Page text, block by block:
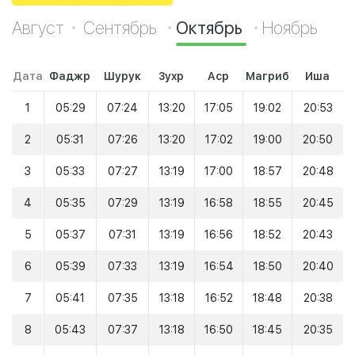
Август Сентябрь Октябрь Ноябрь
Дата Фаджр Шурук Зухр Аср Магриб Иша
1 05:29 07:24 13:20 17:05 19:02 20:53
2 05:31 07:26 13:20 17:02 19:00 20:50
3 05:33 07:27 13:19 17:00 18:57 20:48
4 05:35 07:29 13:19 16:58 18:55 20:45
5 05:37 07:31 13:19 16:56 18:52 20:43
6 05:39 07:33 13:19 16:54 18:50 20:40
7 05:41 07:35 13:18 16:52 18:48 20:38
8 05:43 07:37 13:18 16:50 18:45 20:35